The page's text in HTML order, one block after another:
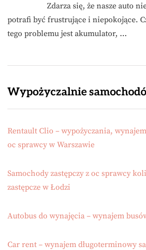
Zdarza się, że nasze auto
potrafi być frustrujące i niepokojące.
tego problemu jest akumulator, …
Wypożyczalnie
Rentault Clio – wypożyczania,
oc sprawcy w Warszawie
Samochody zastępczy z oc sprawcy
zastępcze w Łodzi
Autobus do wynajęcia – wynajem
Car rent – wynajem długoterminowy